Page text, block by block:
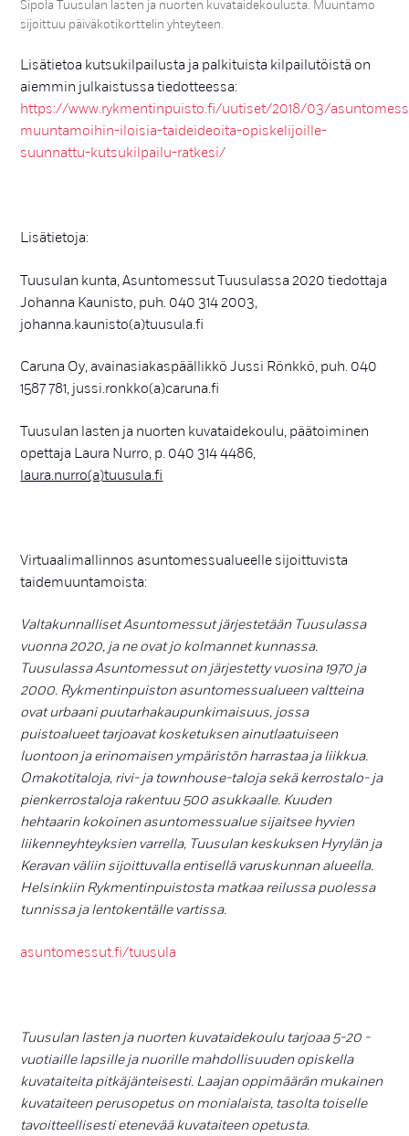
Sipola Tuusulan lasten ja nuorten kuvataidekoulusta. Muuntamo
sijoittuu päiväkotikorttelin yhteyteen.
Lisätietoa kutsukilpailusta ja palkituista kilpailutöistä on
aiemmin julkaistussa tiedotteessa:
https://www.rykmentinpuisto.fi/uutiset/2018/03/
muuntamoihin-iloisia-taideideoita-opiskelijoille-
suunnattu-kutsukilpailu-ratkesi/
Lisätietoja:
Tuusulan kunta, Asuntomessut Tuusulassa 2020 tiedottaja
Johanna Kaunisto, puh. 040 314 2003,
johanna.kaunisto(a)tuusula.fi
Caruna Oy, avainasiakaspäällikkö Jussi Rönkkö, puh. 040
1587 781, jussi.ronkko(a)caruna.fi
Tuusulan lasten ja nuorten kuvataidekoulu, päätoiminen
opettaja Laura Nurro, p. 040 314 4486,
laura.nurro(a)tuusula.fi
Virtuaalimallinnos asuntomessualueelle sijoittuvista
taidemuuntamoista:
Valtakunnalliset Asuntomessut järjestetään Tuusulassa
vuonna 2020, ja ne ovat jo kolmannet kunnassa.
Tuusulassa Asuntomessut on järjestetty vuosina 1970 ja
2000. Rykmentinpuiston asuntomessualueen valtteina
ovat urbaani puutarhakaupunkimaisuus, jossa
puistoalueet tarjoavat kosketuksen ainutlaatuiseen
luontoon ja erinomaisen ympäristön harrastaa ja liikkua.
Omakotitaloja, rivi- ja townhouse-taloja sekä kerrostalo- ja
pienkerrostaloja rakentuu 500 asukkaalle. Kuuden
hehtaarin kokoinen asuntomessualue sijaitsee hyvien
liikenneyhteyksien varrella, Tuusulan keskuksen Hyrylän ja
Keravan väliin sijoittuvalla entisellä varuskunnan alueella.
Helsinkiin Rykmentinpuistosta matkaa reilussa puolessa
tunnissa ja lentokentälle vartissa.
asuntomessut.fi/tuusula
Tuusulan lasten ja nuorten kuvataidekoulu tarjoaa 5-20 -
vuotiaille lapsille ja nuorille mahdollisuuden opiskella
kuvataiteita pitkäjänteisesti. Laajan oppimäärän mukainen
kuvataiteen perusopetus on monialaista, tasolta toiselle
tavoitteellisesti etenevää kuvataiteen opetusta.